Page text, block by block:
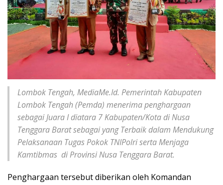
Lombok Tengah, MediaMe.Id. Pemerintah Kabupaten
Lombok Tengah (Pemda) menerima penghargaan
sebagai Juara I diatara 7 Kabupaten/Kota di Nusa
Tenggara Barat sebagai yang Terbaik dalam Mendukung
Pelaksanaan Tugas Pokok TNIPolri serta Menjaga
Kamtibmas di Provinsi Nusa Tenggara Barat.
Penghargaan tersebut diberikan oleh Komandan